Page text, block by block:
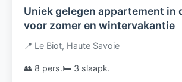
Uniek gelegen appartement in
voor zomer en wintervakantie
📍 Le Biot, Haute Savoie
👥 8 pers.🛏️ 3 slaapk.